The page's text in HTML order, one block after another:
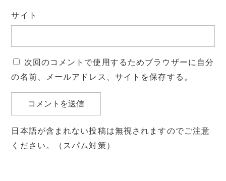
サイト
次回のコメントで使用するためブラウザーに自分
の名前、メールアドレス、サイトを保存する。
日本語が含まれない投稿は無視されますのでご注意
ください。（スパム対策）